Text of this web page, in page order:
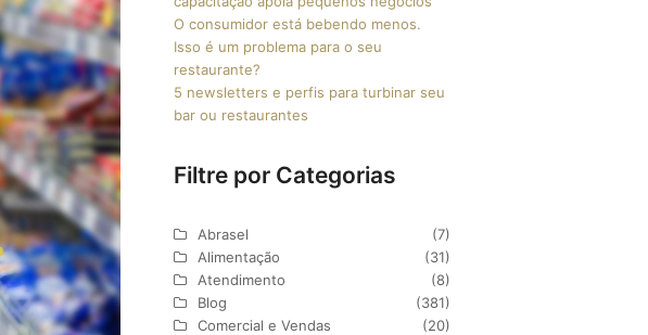
O consumidor está bebendo menos.
Isso é um problema para o seu
restaurante?
5 newsletters e perfis para turbinar seu
bar ou restaurantes
Filtre por Categorias
Abrasel
(7)
Alimentação
(31)
Atendimento
(8)
Blog
(381)
Comercial e Vendas
(20)